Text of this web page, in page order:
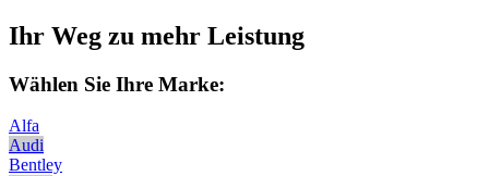
Ihr Weg zu mehr Leistung
Wählen Sie Ihre Marke:
Alfa
Audi
Bentley